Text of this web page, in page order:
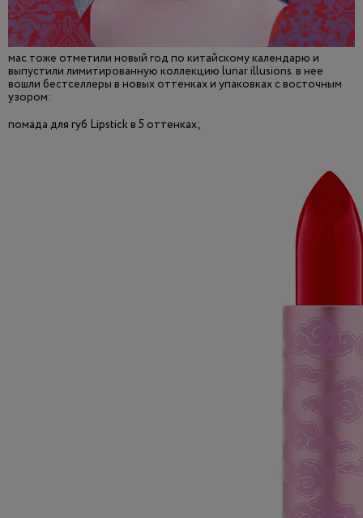
мас тоже отметили новый год по китайскому календарю и
выпустили лимитированную коллекцию lunar illusions. в нее
вошли бестселлеры в новых оттенках и упаковках с восточным
узором:
помада для губ Lipstick в 5 оттенках;